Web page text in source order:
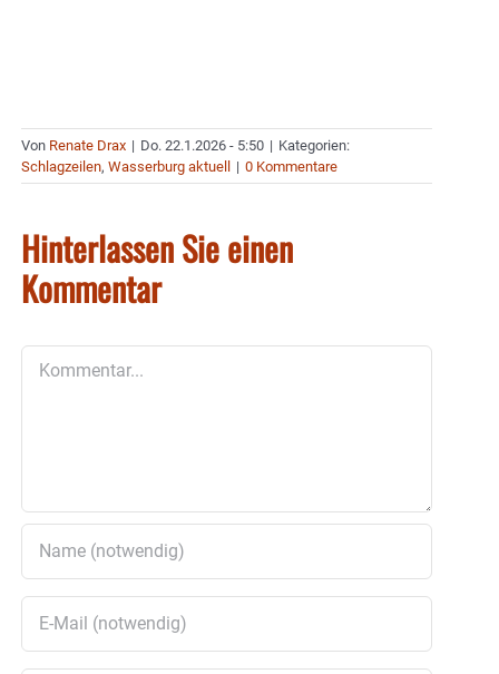
Von Renate Drax | Do. 22.1.2026 - 5:50 | Kategorien:
Schlagzeilen, Wasserburg aktuell | 0 Kommentare
Hinterlassen Sie einen
Kommentar